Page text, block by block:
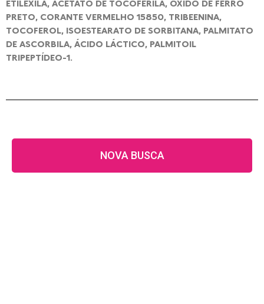
ETILEXILA, ACETATO DE TOCOFERILA, ÓXIDO DE FERRO
PRETO, CORANTE VERMELHO 15850, TRIBEENINA,
TOCOFEROL, ISOESTEARATO DE SORBITANA, PALMITATO
DE ASCORBILA, ÁCIDO LÁCTICO, PALMITOIL
TRIPEPTÍDEO-1.
NOVA BUSCA